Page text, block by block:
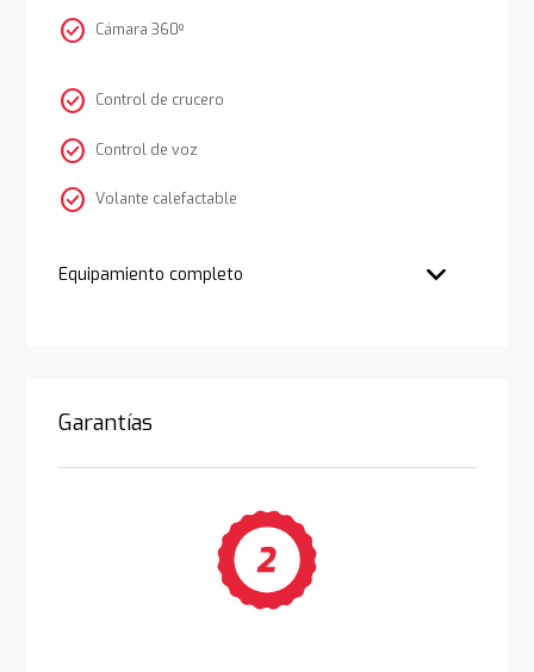
check_circle Cámara 360º
check_circle Control de crucero
check_circle Control de voz
check_circle Volante calefactable
Equipamiento completo
Garantías